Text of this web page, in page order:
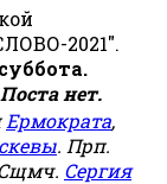
2021".
Поста нет.
Ермократа,
. Прп.
Сщмч. Сергия